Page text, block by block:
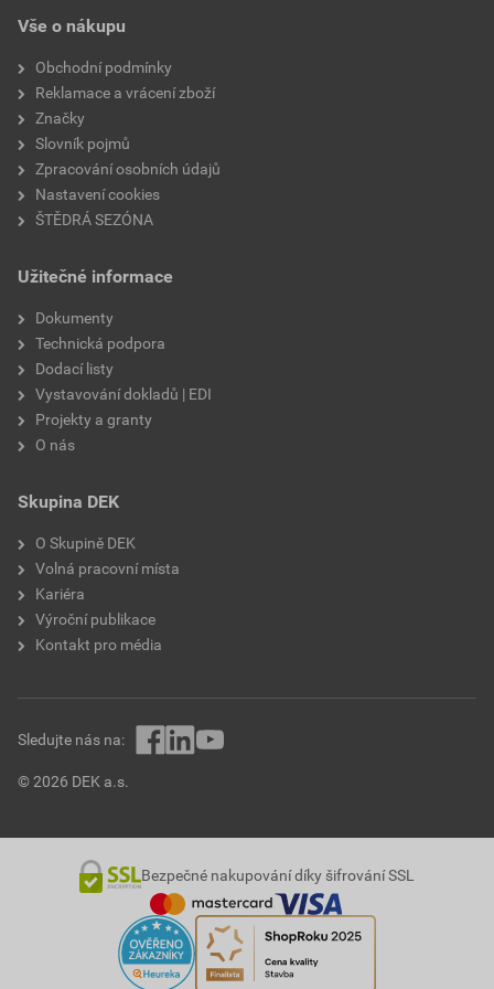
Stáhnout
Velikost
teplota zpracování
hmotnost
typ výrobku
faktor difuzního odporu
materiálová báze
Vše o nákupu
Obchodní podmínky
Reklamace a vrácení zboží
Značky
Slovník pojmů
Zpracování osobních údajů
Nastavení cookies
ŠTĚDRÁ SEZÓNA
Užitečné informace
Dokumenty
Technická podpora
Dodací listy
Vystavování dokladů | EDI
Projekty a granty
O nás
Skupina DEK
O Skupině DEK
Volná pracovní místa
Kariéra
Výroční publikace
Kontakt pro média
© 2026 DEK a.s.
Sledujte nás na:
Bezpečné nakupování díky šifrování SSL